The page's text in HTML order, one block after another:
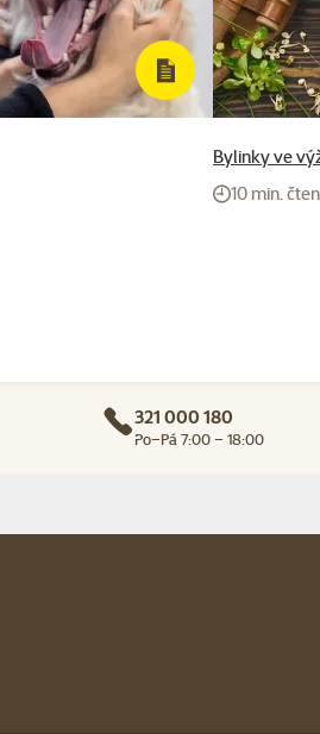
Bylinky ve
10 min.
321 000 180
Po–Pá 7:00 – 18:00